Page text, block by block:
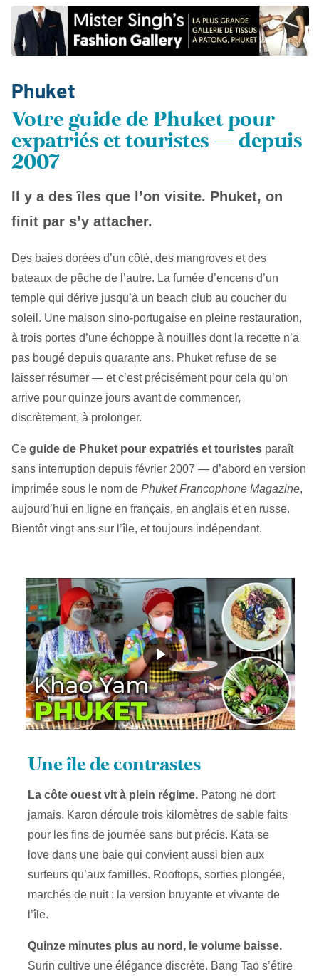
Phuket
Votre guide de Phuket pour
expatriés et touristes — depuis
2007
Il y a des îles que l’on visite. Phuket, on
finit par s’y attacher.
Des baies dorées d’un côté, des mangroves et des
bateaux de pêche de l’autre. La fumée d’encens d’un
temple qui dérive jusqu’à un beach club au coucher du
soleil. Une maison sino-portugaise en pleine restauration,
à trois portes d’une échoppe à nouilles dont la recette n’a
pas bougé depuis quarante ans. Phuket refuse de se
laisser résumer — et c’est précisément pour cela qu’on
arrive pour quinze jours avant de commencer,
discrètement, à prolonger.
Ce guide de Phuket pour expatriés et touristesparaît
sans interruption depuis février 2007 — d’abord en version
imprimée sous le nom de Phuket Francophone Magazine,
aujourd’hui en ligne en français, en anglais et en russe.
Bientôt vingt ans sur l’île, et toujours indépendant.
Une île de contrastes
La côte ouest vit à plein régime.Patong ne dort
jamais. Karon déroule trois kilomètres de sable faits
pour les fins de journée sans but précis. Kata se
love dans une baie qui convient aussi bien aux
surfeurs qu’aux familles. Rooftops, sorties plongée,
marchés de nuit : la version bruyante et vivante de
l’île.
Quinze minutes plus au nord, le volume baisse.
Surin cultive une élégance discrète. Bang Tao s’étire